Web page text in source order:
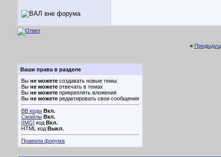
«
Ваши права в разделе
Вы не можете создавать новые темы
Вы не можете отвечать в темах
Вы не можете прикреплять вложения
Вы не можете редактировать свои сообщения
BB коды Вкл.
Смайлы Вкл.
[IMG] код Вкл.
HTML код Выкл.
Правила форума